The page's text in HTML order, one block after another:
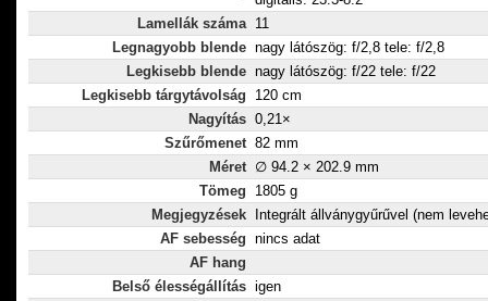
Lamellák száma 11
Legnagyobb blende nagy látószög: f/2,8 tele: f/2,8
Legkisebb blende nagy látószög: f/22 tele: f/22
Legkisebb tárgytávolság
120 cm
Nagyítás 0,21×
Szűrőmenet 82 mm
Méret ∅ 94.2 × 202.9 mm
Tömeg
1805 g
Megjegyzések
Integrált állványgyűrűvel (nem
AF sebesség nincs adat
AF hang
Belső élességállítás igen